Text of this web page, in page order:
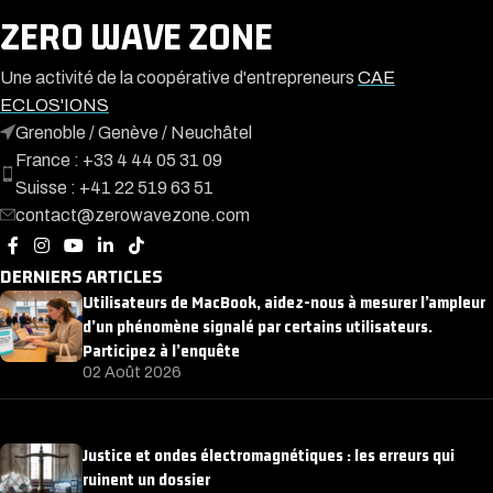
ZERO WAVE ZONE
Une activité de la coopérative d'entrepreneurs CAE
ECLOS'IONS
Grenoble / Genève / Neuchâtel
France : +33 4 44 05 31 09
Suisse : +41 22 519 63 51
contact@zerowavezone.com
DERNIERS ARTICLES
Utilisateurs de MacBook, aidez-nous à mesurer l’ampleur
d’un phénomène signalé par certains utilisateurs.
Participez à l’enquête
02 Août 2026
Justice et ondes électromagnétiques : les erreurs qui
ruinent un dossier